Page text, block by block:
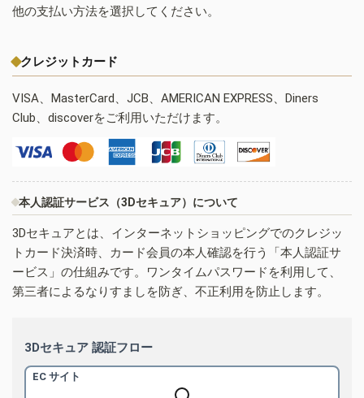
他の支払い方法を選択してください。
クレジットカード
VISA、MasterCard、JCB、AMERICAN EXPRESS、Diners
Club、discoverをご利用いただけます。
本人認証サービス（3Dセキュア）について
3Dセキュアとは、インターネットショッピングでのクレジッ
トカード決済時、カード会員の本人確認を行う「本人認証サ
ービス」の仕組みです。ワンタイムパスワードを利用して、
第三者によるなりすましを防ぎ、不正利用を防止します。
3Dセキュア 認証フロー
EC サイト